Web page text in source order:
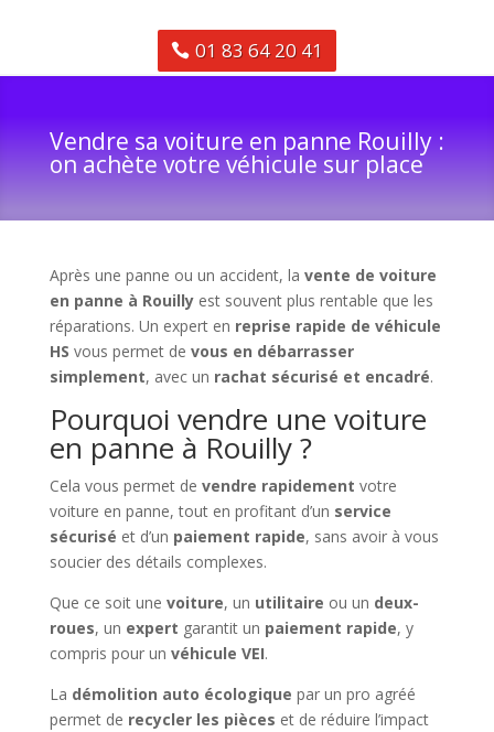
01 83 64 20 41
Vendre sa voiture en panne Rouilly :
on achète votre véhicule sur place
Après une panne ou un accident, la vente de voiture
en panne à Rouillyest souvent plus rentable que les
réparations. Un expert en reprise rapide de véhicule
HS vous permet de vous en débarrasser
simplement, avec un rachat sécurisé et encadré.
Pourquoi vendre une voiture
en panne à Rouilly ?
Cela vous permet de vendre rapidement votre
voiture en panne, tout en profitant d’un service
sécurisé et d’un paiement rapide, sans avoir à vous
soucier des détails complexes.
Que ce soit une voiture, un utilitaire ou un deux-
roues, un expert garantit un paiement rapide, y
compris pour un véhicule VEI.
La démolition auto écologique par un pro agréé
permet de recycler les pièces et de réduire l’impact